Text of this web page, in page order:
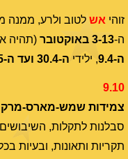
זוהי אש לטוב ולרע, ממנה
ה-3-13 באוקטובר (תהיה
ה-9.4
, ילידי ה-30.4 ועד ה-9.5
9.10
צמידות שמש-מארס-
סבלנות לתקלות,
תקריות ותאונות, ובעיות